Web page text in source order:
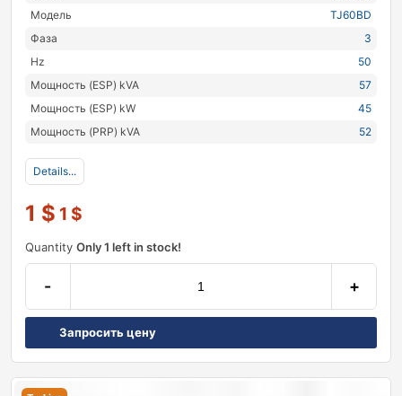
Модель
TJ60BD
Фаза
3
Hz
50
Мощность (ESP) kVA
57
Мощность (ESP) kW
45
Мощность (PRP) kVA
52
Details...
1 $ 1 $
Quantity Only 1 left in stock!
- +
Запросить цену